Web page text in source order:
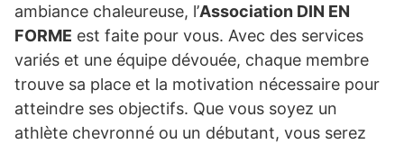
ambiance chaleureuse, l’Association DIN EN
FORME est faite pour vous. Avec des services
variés et une équipe dévouée, chaque membre
trouve sa place et la motivation nécessaire pour
atteindre ses objectifs. Que vous soyez un
athlète chevronné ou un débutant, vous serez